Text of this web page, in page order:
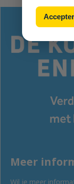
met
Meer
Wil je meer